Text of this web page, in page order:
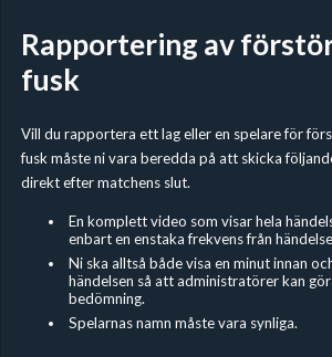
Rapportering av
fusk
Vill du rapportera ett lag eller en spelare för
fusk måste ni vara beredda på att skicka
direkt efter matchens slut.
En komplett video som visar hela
enbart en enstaka frekvens från
Ni ska alltså både visa en minut innan
händelsen så att administratörer kan
bedömning.
Spelarnas namn måste vara synliga.